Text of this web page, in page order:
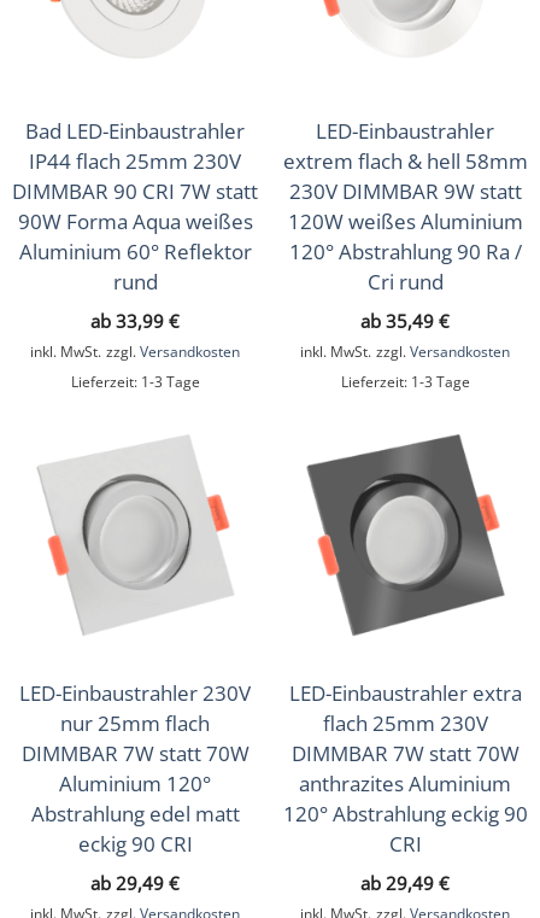
Bad LED-Einbaustrahler
IP44 flach 25mm 230V
DIMMBAR 90 CRI 7W statt
90W Forma Aqua weißes
Aluminium 60° Reflektor
rund
ab 33,99 €
inkl. MwSt. zzgl. Versandkosten
Lieferzeit: 1-3 Tage
LED-Einbaustrahler
extrem flach & hell 58mm
230V DIMMBAR 9W statt
120W weißes Aluminium
120° Abstrahlung 90 Ra /
Cri rund
ab 35,49 €
inkl. MwSt. zzgl. Versandkosten
Lieferzeit: 1-3 Tage
LED-Einbaustrahler 230V
nur 25mm flach
DIMMBAR 7W statt 70W
Aluminium 120°
Abstrahlung edel matt
eckig 90 CRI
ab 29,49 €
inkl. MwSt. zzgl. Versandkosten
LED-Einbaustrahler extra
flach 25mm 230V
DIMMBAR 7W statt 70W
anthrazites Aluminium
120° Abstrahlung eckig 90
CRI
ab 29,49 €
inkl. MwSt. zzgl. Versandkosten